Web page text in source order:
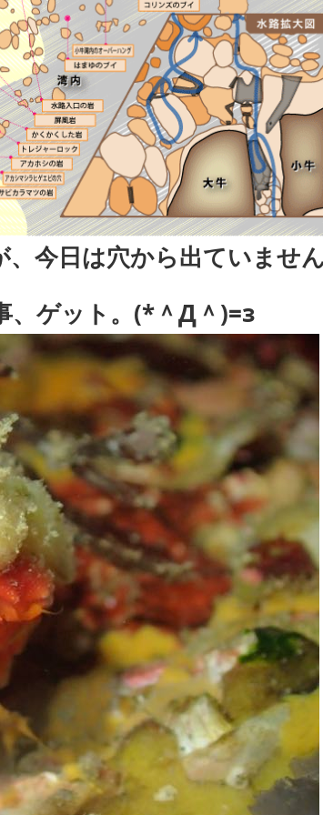
今日は穴から出ていませ
、ゲット。(*＾Д＾)=з